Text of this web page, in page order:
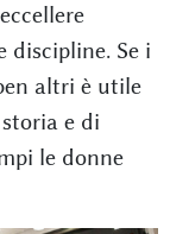
Se i
altri è utile
e di
le donne